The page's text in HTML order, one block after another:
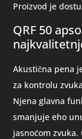
Proizvod je
QRF 50
Akustična pena
za kontrolu
Njena glavna
smanjuje eho
jasnoćom